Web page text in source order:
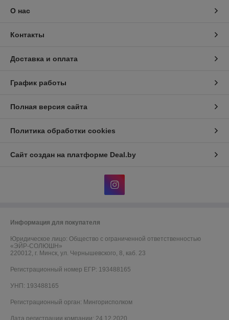
О нас
Контакты
Доставка и оплата
График работы
Полная версия сайта
Политика обработки cookies
Сайт создан на платформе Deal.by
Информация для покупателя
Юридическое лицо: Общество с ограниченной ответственностью
«ЭЙР-СОЛЮШН»
220012, г. Минск, ул. Чернышевского, 8, каб. 23
Регистрационный номер ЕГР: 193488165
УНП: 193488165
Регистрационный орган: Мингорисполком
Дата регистрации компании: 24.12.2020